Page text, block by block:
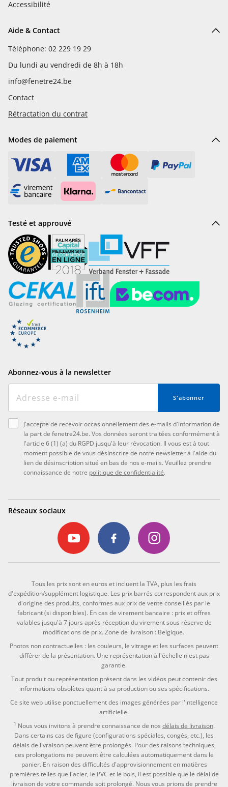
Accessibilité
Aide & Contact
Téléphone: 02 229 19 29
Du lundi au vendredi de 8h à 18h
info@fenetre24.be
Contact
Rétractation du contrat
Modes de paiement
Testé et approuvé
Abonnez-vous à la newsletter
S'abonner
J'accepte de recevoir occasionnellement des e-mails d'information de
la part de fenetre24.be. Vos données seront traitées conformément à
l'article 6 (1) (a) du RGPD jusqu'à leur révocation. Il vous est à tout
moment possible de vous désinscrire de notre newsletter à l'aide du
lien de désinscription situé en bas de nos e-mails. Veuillez prendre
connaissance de notre politique de confidentialité.
Réseaux sociaux
Tous les prix sont en euros et incluent la TVA, plus les frais
d'expédition/supplément logistique. Les prix barrés correspondent aux prix
d'origine des produits, conformes aux prix de vente conseillés par le
fabricant (si disponibles). En cas de virement bancaire : prix et offres
valables jusqu'à 7 jours après réception du virement sous réserve de
modifications de prix. Zone de livraison : Belgique.
Photos non contractuelles : les couleurs, le vitrage et les surfaces peuvent
différer de la présentation. Une représentation à l'échelle n'est pas
garantie.
Tout produit ou représentation présent dans les vidéos peut contenir des
informations obsolètes quant à sa production ou ses spécifications.
Ce site web utilise ponctuellement des images générées par l'intelligence
artificielle.
1 Nous vous invitons à prendre connaissance de nos délais de livraison.
Dans certains cas de figure (configurations spéciales, congés, etc.), les
délais de livraison peuvent être prolongés. Pour des raisons techniques,
ces prolongations ne peuvent être calculées automatiquement dans le
panier. En raison des difficultés d'approvisionnement en matières
premières telles que l'acier, le PVC et le bois, il est possible que le délai de
livraison de votre commande soit prolongé. Nous vous prions de prendre